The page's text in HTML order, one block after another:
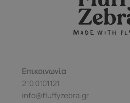
επιλεγούν
προϊόντος
Επικοινωνία
210 0101121
info@fluffyzebra.gr